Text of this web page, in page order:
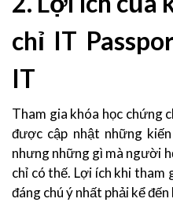
chỉ IT
IT
Tham gia khóa học chứng
được cập nhật những
nhưng những gì mà người
chỉ có thế. Lợi ích khi tham
đáng chú ý nhất phải kể